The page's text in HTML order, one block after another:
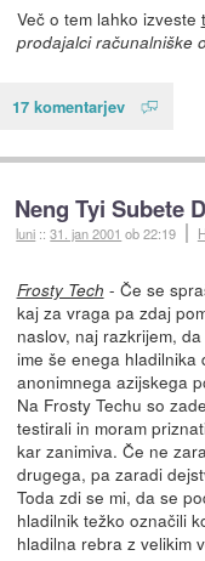
Več o tem lahko izveste
prodajalci računalniške
17 komentarjev
Neng Tyi Subete
luni ::31. jan 2001 ob 22:19
Frosty Tech - Če se
kaj za vraga pa zdaj
naslov, naj razkrijem,
ime še enega hladilnika
anonimnega azijskega
Na Frosty Techu so
testirali in moram
kar zanimiva. Če ne
drugega, pa zaradi
Toda zdi se mi, da se
hladilnik težko označili
hladilna rebra z velikim